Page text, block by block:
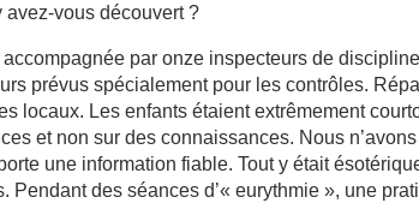
avez-vous découvert ?
accompagnée par onze inspecteurs de
prévus spécialement pour les contrôles.
locaux. Les enfants étaient extrêmement
et non sur des connaissances. Nous
une information fiable. Tout y était
Pendant des séances d’« eurythmie », une